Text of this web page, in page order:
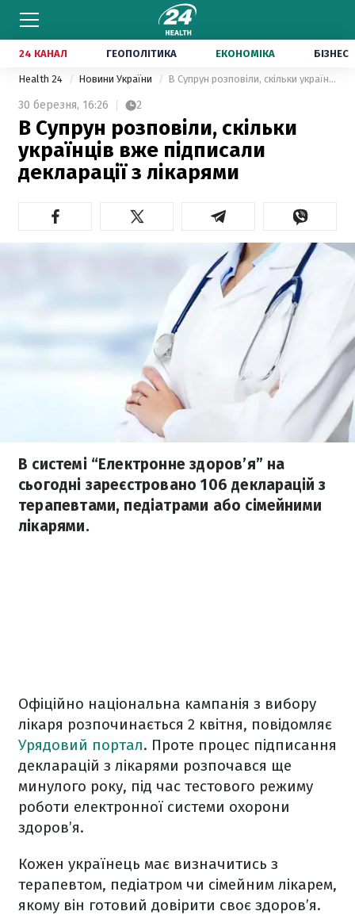
24 КАНАЛ ГЕОПОЛІТИКА ЕКОНОМІКА БІЗНЕС
Health 24 Новини України В Супрун розповіли, скільки українців вже підписали декларації з лікарями
30 березня, 16:26 2
В Супрун розповіли, скільки
українців вже підписали
декларації з лікарями
В системі “Електронне здоров’я” на
сьогодні зареєстровано 106 декларацій з
терапевтами, педіатрами або сімейними
лікарями.
Офіційно національна кампанія з вибору
лікаря розпочинається 2 квітня, повідомляє
Урядовий портал. Проте процес підписання
декларацій з лікарями розпочався ще
минулого року, під час тестового режиму
роботи електронної системи охорони
здоров’я.
Кожен українець має визначитись з
терапевтом, педіатром чи сімейним лікарем,
якому він готовий довірити своє здоров’я.